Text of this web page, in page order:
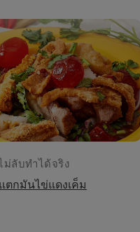
ม่ลับทำได้จริง
ตกมันไข่แดงเค็ม